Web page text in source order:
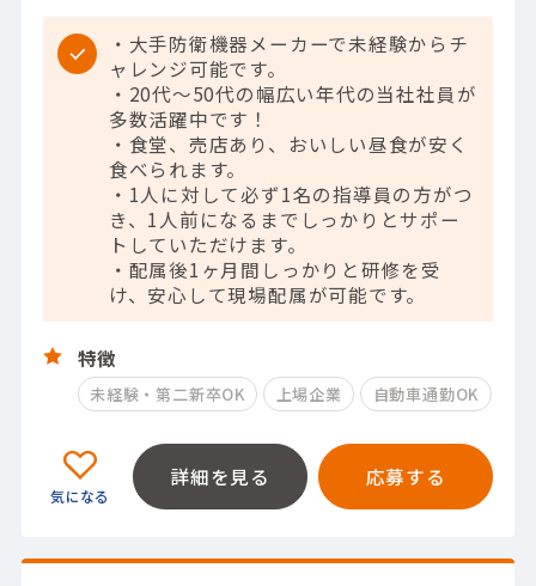
・大手防衛機器メーカーで未経験からチ
ャレンジ可能です。
・20代～50代の幅広い年代の当社社員が
多数活躍中です！
・食堂、売店あり、おいしい昼食が安く
食べられます。
・1人に対して必ず1名の指導員の方がつ
き、1人前になるまでしっかりとサポー
トしていただけます。
・配属後1ヶ月間しっかりと研修を受
け、安心して現場配属が可能です。
特徴
未経験・第二新卒OK 上場企業 自動車通勤OK
詳細を見る 応募する